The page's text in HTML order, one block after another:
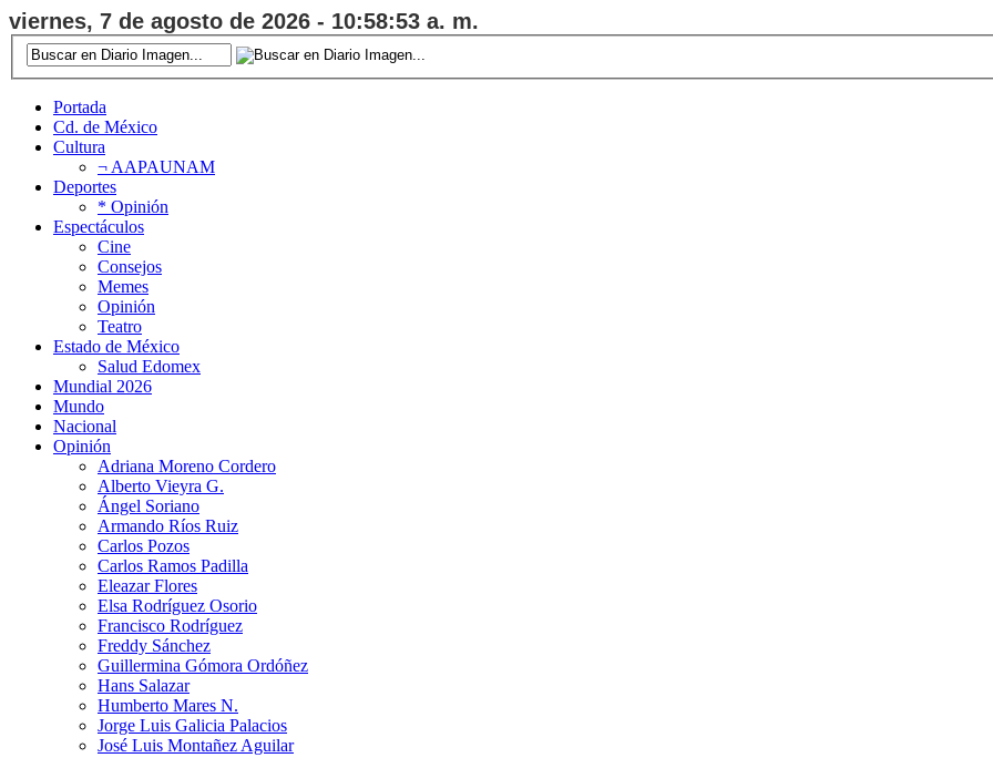
viernes, 7 de agosto de 2026 - 10:58:54 a. m.
Portada
Cd. de México
Cultura
¬ AAPAUNAM
Deportes
* Opinión
Espectáculos
Cine
Consejos
Memes
Opinión
Teatro
Estado de México
Salud Edomex
Mundial 2026
Mundo
Nacional
Opinión
Adriana Moreno Cordero
Alberto Vieyra G.
Ángel Soriano
Armando Ríos Ruiz
Carlos Pozos
Carlos Ramos Padilla
Eleazar Flores
Elsa Rodríguez Osorio
Francisco Rodríguez
Freddy Sánchez
Guillermina Gómora Ordóñez
Hans Salazar
Humberto Mares N.
Jorge Luis Galicia Palacios
José Luis Montañez Aguilar